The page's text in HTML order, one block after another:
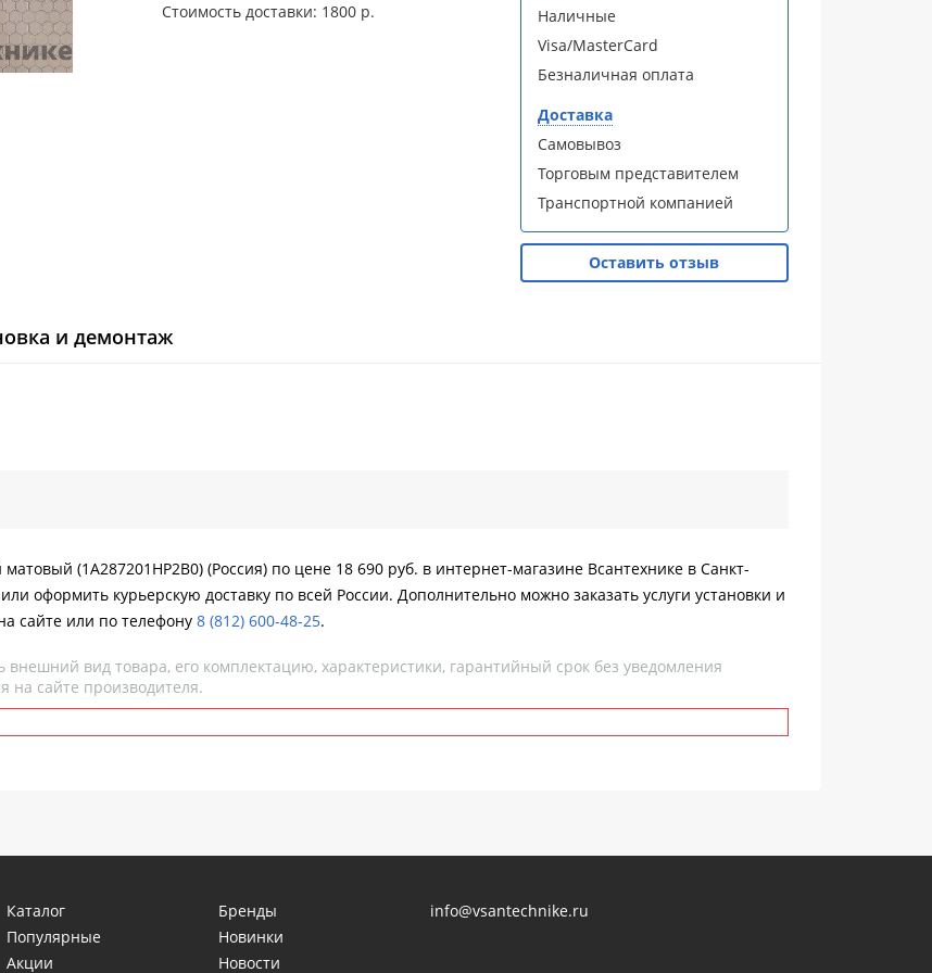
Стоимость доставки: 1800 р.
Наличные
Visa/MasterCard
Безналичная оплата
Доставка
Самовывоз
Торговым представителем
Транспортной компанией
Оставить отзыв
и демонтаж
(1A287201HP2B0) (Россия) по цене 18 690 руб. в интернет-магазине Всантехнике в Санкт-
оформить курьерскую доставку по всей России. Дополнительно можно заказать услуги установки и
сайте или по телефону 8 (812) 600-48-25.
внешний вид товара, его комплектацию, характеристики, гарантийный срок без уведомления
на сайте производителя.
Каталог
Популярные
Акции
Бренды
Новинки
Новости
info@vsantechnike.ru